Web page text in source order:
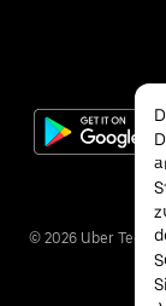
© 2026 Uber